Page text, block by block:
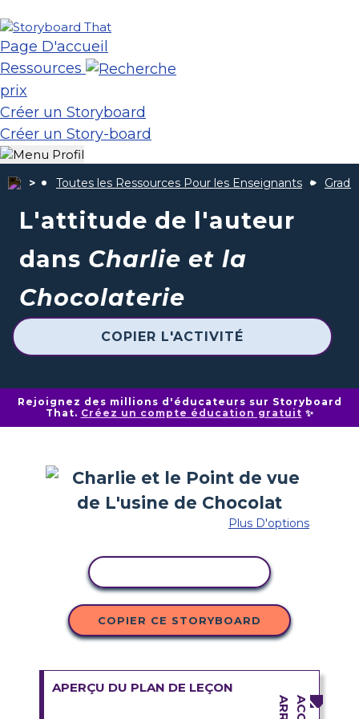
Page D'accueil
Ressources
prix
Créer un Storyboard
Créer un Story-board
Toutes les Ressources Pour les Enseignants
L'attitude de l'auteur
dans Charlie et la
Chocolaterie
COPIER L'ACTIVITÉ
Rejoignez des millions d'éducateurs sur Storyboard
That. Créez un compte éducation gratuit ✨
Plus D'options
COPIER CE STORYBOARD
APERÇU DU PLAN DE LEÇON